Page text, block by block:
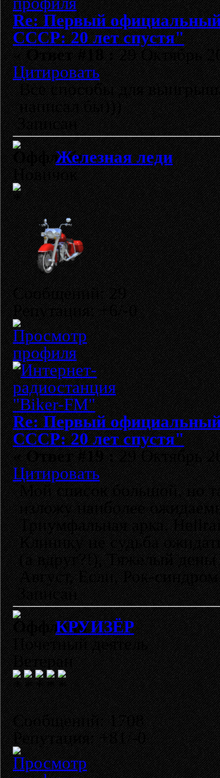
Re: Первый
СССР: 20 лет спустя"
«Ответ #18 :29 Октябрь
Цитировать
Все способы для
написал бы)))
Записан
Железная леди
Новичок
Сообщений: 29
Репутация: +6/-0
Re: Первый
СССР: 20 лет спустя"
«Ответ #19 :29 Октябрь
Цитировать
Мой список большой, но
изложу наиболее
Триумфальная арка,
Клинику не судьба
(а вдруг?!), Тяжелый
Август, Если, Рок-
Записан
КРУИЗЁР
Почетный деятель
Ветеран
Сообщений: 1708
Репутация: +81/-0